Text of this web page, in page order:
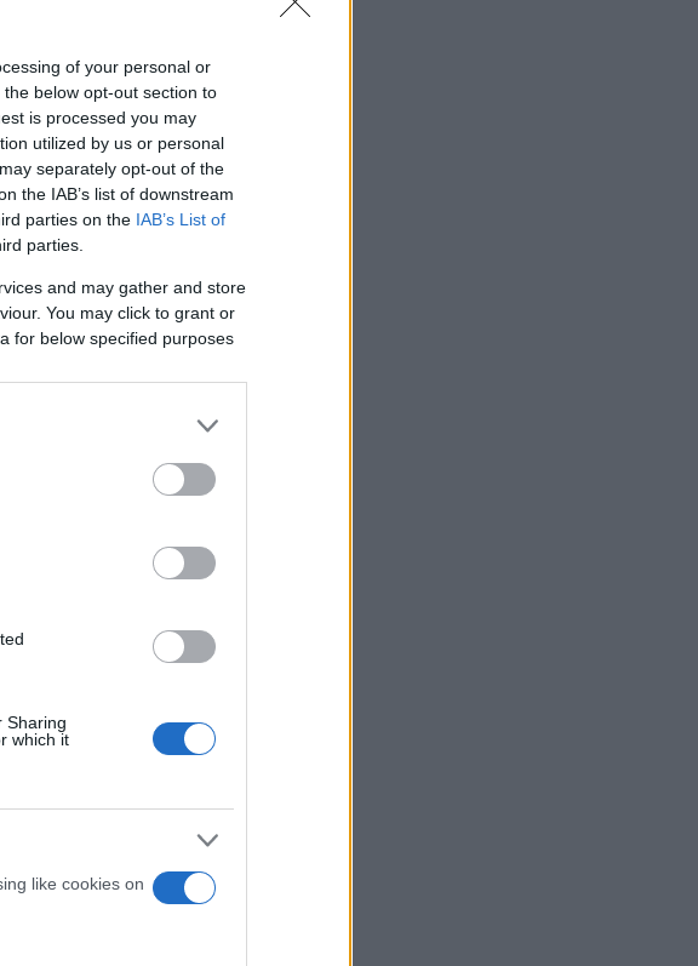
of your personal or
below opt-out section to
is processed you may
utilized by us or personal
separately opt-out of the
the IAB’s list of downstream
parties on the IAB’s List of
parties.
and may gather and store
You may click to grant or
for below specified purposes
Sharing
which it
like cookies on
η ασφάλεια, αλλά
άθελά της έγινε αυτό που